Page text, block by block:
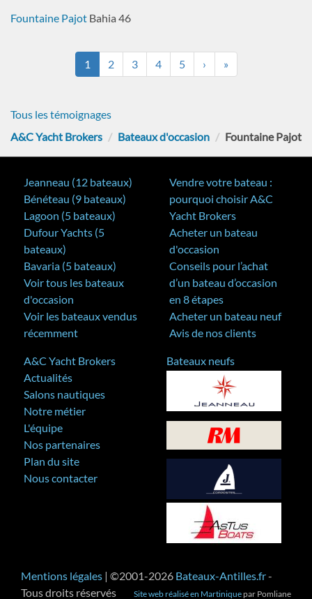
Fountaine Pajot Bahia 46
1 2 3 4 5 › »
Tous les témoignages
A&C Yacht Brokers
Bateaux d'occasion Fountaine Pajot
Jeanneau (12 bateaux)
Bénéteau (9 bateaux)
Lagoon (5 bateaux)
Dufour Yachts (5
bateaux)
Bavaria (5 bateaux)
Voir tous les bateaux
d'occasion
Voir les bateaux vendus
récemment
Vendre votre bateau :
pourquoi choisir A&C
Yacht Brokers
Acheter un bateau
d'occasion
Conseils pour l’achat
d’un bateau d’occasion
en 8 étapes
Acheter un bateau neuf
Avis de nos clients
A&C Yacht Brokers
Actualités
Salons nautiques
Notre métier
L'équipe
Nos partenaires
Plan du site
Nous contacter
Bateaux neufs
Mentions légales | ©2001-2026 Bateaux-Antilles.fr-
Tous droits réservés
Site web réalisé en Martiniquepar Pomliane